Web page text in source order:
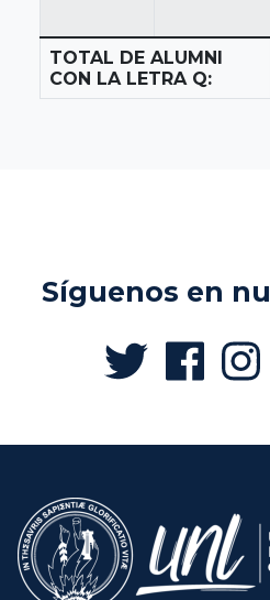
TOTAL DE ALUMNI
CON LA LETRA Q:
Síguenos en